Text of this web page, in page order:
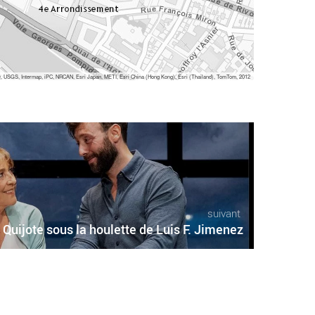
Intermap, iPC, NRCAN, Esri Japan, METI, Esri China (Hong Kong), Esri (Thailand), TomTom, 2012
suivant
sous la houlette de Luis F. Jimenez